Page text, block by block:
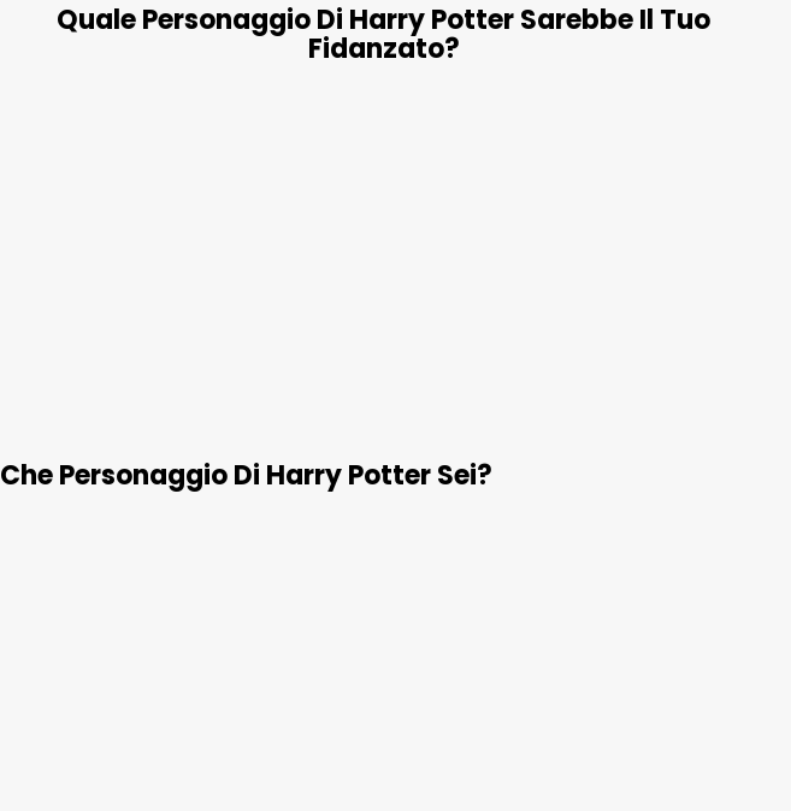
Quale Personaggio Di Harry Potter Sarebbe Il Tuo
Fidanzato?
Che Personaggio Di Harry Potter Sei?